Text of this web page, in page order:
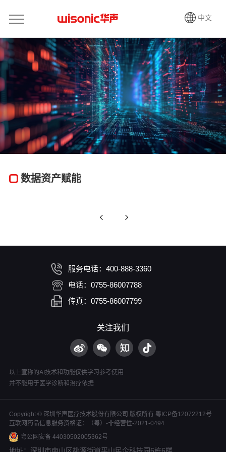
中文
数据资产赋能
服务电话：400-888-3360
电话：0755-86007788
传真：0755-86007799
关注我们
以上宣称的AI技术和功能仅供学习参考使用
并不能用于医学诊断和治疗依据
Copyright © 深圳华声医疗技术股份有限公司 版权所有 粤ICP备12072212号
互联网药品信息服务资格证：（粤）-非经营性-2021-0494
粤公网安备 44030502005362号